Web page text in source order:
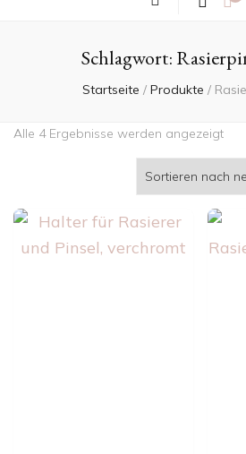
Schlagwort:
Startseite / Produkte /
Alle 4 Ergebnisse werden angezeigtNach